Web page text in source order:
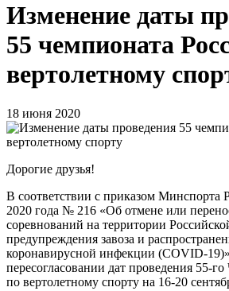
Изменение даты
55 чемпионата
вертолетному
18 июня 2020
Дорогие друзья!
В соответствии с приказом Минспорта
2020 года № 216 «Об отмене или
соревнований на территории
предупреждения завоза и
коронавирусной инфекции (COVID-
пересогласовании дат проведения 55-
по вертолетному спорту на 16-20